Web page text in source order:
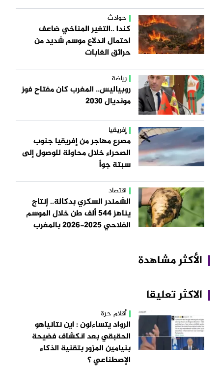
حوادث
كندا ..التغير المناخي ضاعف
احتمال اندلاع موسم شديد من
حرائق الغابات
رياضة
روبياليس.. المغرب كان مفتاح فوز
مونديال 2030
إفريقيا
مصرع مهاجر من إفريقيا جنوب
الصحراء خلال محاولة للوصول إلى
سبتة جواً
اقتصاد
الشمندر السكري بدكالة.. إنتاج
يناهز 544 ألف طن خلال الموسم
الفلاحي 2025-2026 بالمغرب
الأكثر مشاهدة
الاكثر تعليقا
أقلام حرة
الرواد يتساءلون : اين نتانياهو
الحقبقي بعد انكشاف فضيحة
بنيامين المزور بتقنية الذكاء
الإصطناعي ؟